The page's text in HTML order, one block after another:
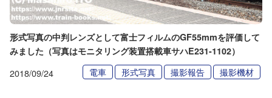
形式写真の中判レンズとして富士フィルムのGF55mmを評価して
みました（写真はモニタリング装置搭載車サハE231-1102）
2018/09/24 電車 形式写真 撮影報告 撮影機材